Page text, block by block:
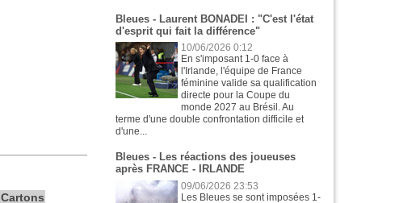
Cartons
Bleues - Laurent BONADEI : "C'est l'état
d'esprit qui fait la différence"
10/06/2026 0:12
En s'imposant 1-0 face à
l'Irlande, l'équipe de France
féminine valide sa qualification
directe pour la Coupe du
monde 2027 au Brésil. Au
terme d'une double confrontation difficile et
d'une...
Bleues - Les réactions des joueuses
après FRANCE - IRLANDE
09/06/2026 23:53
Les Bleues se sont imposées 1-